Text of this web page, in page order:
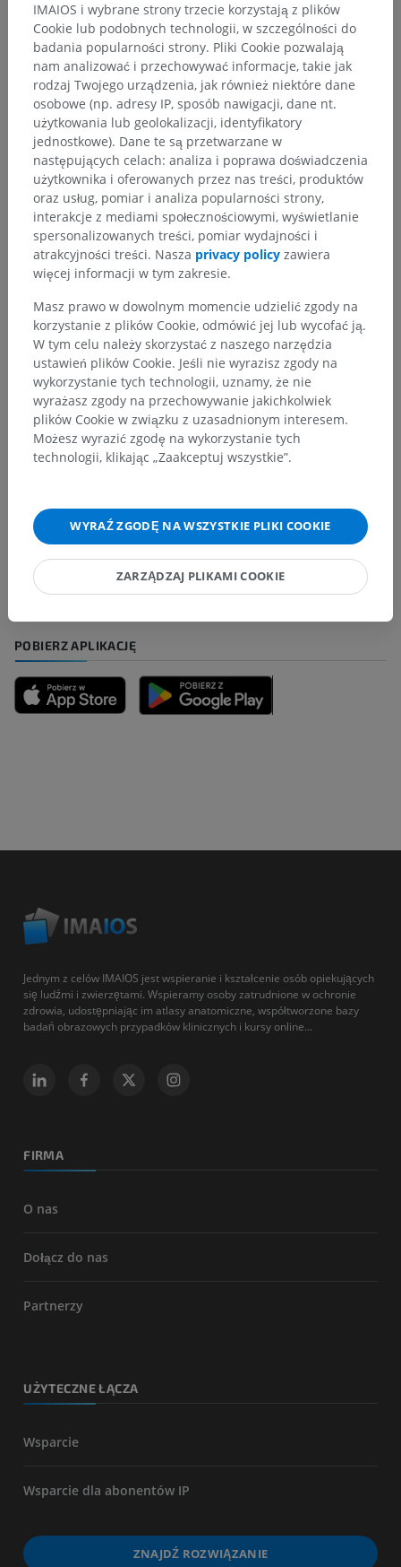
Hierarchia anatomiczna
Anatomia człowieka 1
Anatomia układu kostnego> Układ nerwowy >
Centralny system nerwowy> Rdzeń kręgowy
Substancja szara> Słup szary>
Słup boczny, słup pośredni>
Jądro pośrednio-przyśrodkowe
Powiązane struktury:Nie istnieją struktury powiązane
z tą częścią ciała
Neuroanatomia człowieka
Tłumaczenia
tłumaczeń lub innych treści, które przełożą się na
lepszą jakość materiałów.
Zgłoś problem
POBIERZ APLIKACJĘ
Jednym z celów IMAIOS jest wspieranie i kształcenie osób opiekujących
się ludźmi i zwierzętami. Wspieramy osoby zatrudnione w ochronie
zdrowia, udostępniając im atlasy anatomiczne, współtworzone bazy
badań obrazowych przypadków klinicznych i kursy online...
FIRMA
O nas
Dołącz do nas
Partnerzy
UŻYTECZNE ŁĄCZA
Wsparcie
Wsparcie dla abonentów IP
ZNAJDŹ ROZWIĄZANIE
IMAIOS i wybrane strony trzecie korzystają z plików
Cookie lub podobnych technologii, w szczególności do
badania popularności strony. Pliki Cookie pozwalają
nam analizować i przechowywać informacje, takie jak
rodzaj Twojego urządzenia, jak również niektóre dane
osobowe (np. adresy IP, sposób nawigacji, dane nt.
użytkowania lub geolokalizacji, identyfikatory
jednostkowe). Dane te są przetwarzane w
następujących celach: analiza i poprawa doświadczenia
użytkownika i oferowanych przez nas treści, produktów
oraz usług, pomiar i analiza popularności strony,
interakcje z mediami społecznościowymi, wyświetlanie
spersonalizowanych treści, pomiar wydajności i
atrakcyjności treści. Nasza privacy policy zawiera
więcej informacji w tym zakresie.
Masz prawo w dowolnym momencie udzielić zgody na
korzystanie z plików Cookie, odmówić jej lub wycofać ją.
W tym celu należy skorzystać z naszego narzędzia
ustawień plików Cookie. Jeśli nie wyrazisz zgody na
wykorzystanie tych technologii, uznamy, że nie
wyrażasz zgody na przechowywanie jakichkolwiek
plików Cookie w związku z uzasadnionym interesem.
Możesz wyrazić zgodę na wykorzystanie tych
technologii, klikając „Zaakceptuj wszystkie”.
WYRAŹ ZGODĘ NA WSZYSTKIE PLIKI COOKIE
ZARZĄDZAJ PLIKAMI COOKIE